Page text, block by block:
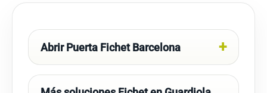
Abrir Puerta Fichet Barcelona